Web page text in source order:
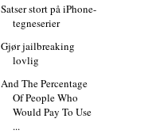
Satser stort på iPhone-
tegneserier
Gjør jailbreaking
lovlig
And The Percentage
Of People Who
Would Pay To Use
...